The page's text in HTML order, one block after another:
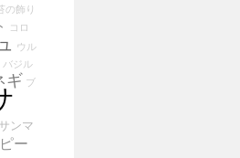
の飾り
コロ
ウル
バジル
ギ ブ
サンマ
ー